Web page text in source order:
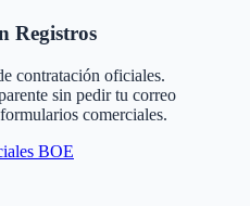
Registros
contratación oficiales.
sin pedir tu correo
comerciales.
BOE